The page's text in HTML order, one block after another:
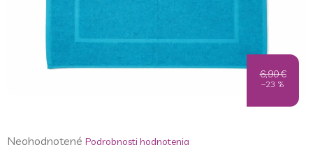
6,90 €
–23 %
Priemerné
Neohodnotené Podrobnosti hodnotenia